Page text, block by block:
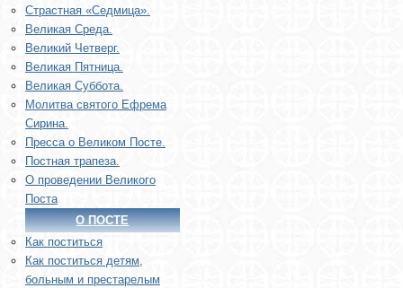
Страстная «Седмица».
Великая Среда.
Великий Четверг.
Великая Пятница.
Великая Суббота.
Молитва святого Ефрема
Сирина.
Пресса о Великом Посте.
Постная трапеза.
О проведении Великого
Поста
О ПОСТЕ
Как поститься
Как поститься детям,
больным и престарелым